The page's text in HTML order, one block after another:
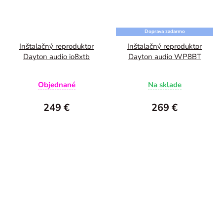
Inštalačný reproduktor
Dayton audio io8xtb
Objednané
249 €
Doprava zadarmo
Inštalačný reproduktor
Dayton audio WP8BT
Na sklade
269 €